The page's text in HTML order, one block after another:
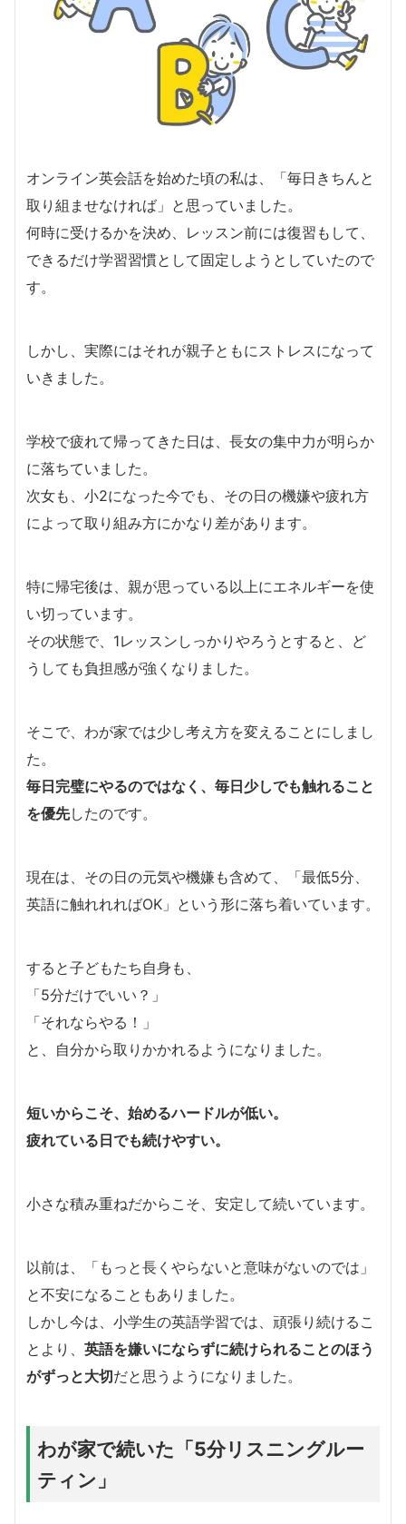
オンライン英会話を始めた頃の私は、「毎日きちんと
取り組ませなければ」と思っていました。
何時に受けるかを決め、レッスン前には復習もして、
できるだけ学習習慣として固定しようとしていたので
す。
しかし、実際にはそれが親子ともにストレスになって
いきました。
学校で疲れて帰ってきた日は、長女の集中力が明らか
に落ちていました。
次女も、小2になった今でも、その日の機嫌や疲れ方
によって取り組み方にかなり差があります。
特に帰宅後は、親が思っている以上にエネルギーを使
い切っています。
その状態で、1レッスンしっかりやろうとすると、ど
うしても負担感が強くなりました。
そこで、わが家では少し考え方を変えることにしまし
た。
毎日完璧にやるのではなく、毎日少しでも触れること
を優先したのです。
現在は、その日の元気や機嫌も含めて、「最低5分、
英語に触れれればOK」という形に落ち着いています。
すると子どもたち自身も、
「5分だけでいい？」
「それならやる！」
と、自分から取りかかれるようになりました。
短いからこそ、始めるハードルが低い。
疲れている日でも続けやすい。
小さな積み重ねだからこそ、安定して続いています。
以前は、「もっと長くやらないと意味がないのでは」
と不安になることもありました。
しかし今は、小学生の英語学習では、頑張り続けるこ
とより、 英語を嫌いにならずに続けられることのほう
がずっと大切だと思うようになりました。
わが家で続いた「5分リスニングルー
ティン」